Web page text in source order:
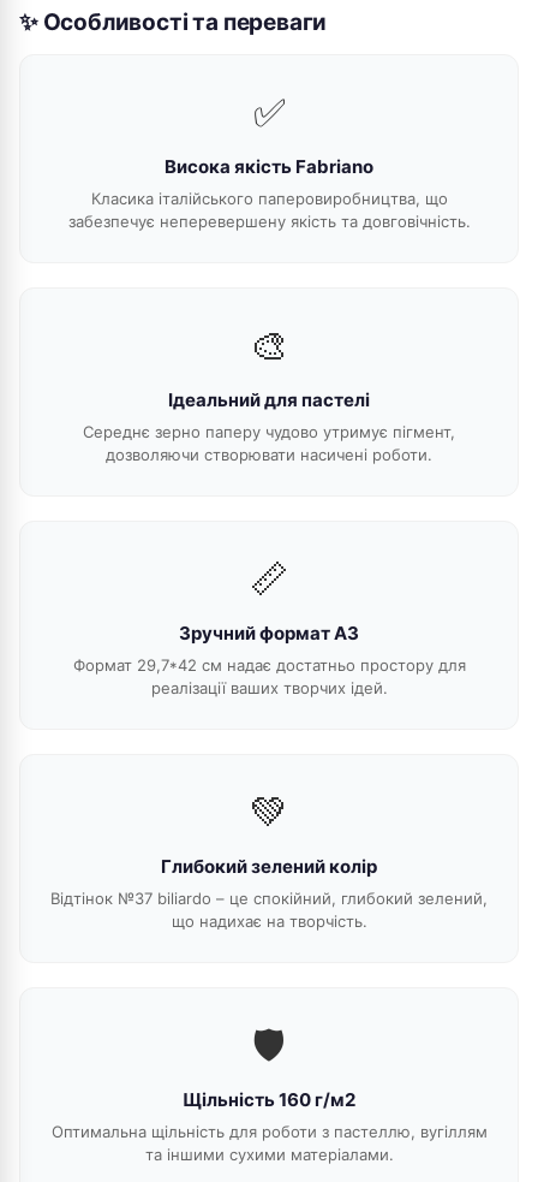
✨ Особливості та переваги
✅
Висока якість Fabriano
Класика італійського паперовиробництва, що
забезпечує неперевершену якість та довговічність.
🎨
Ідеальний для пастелі
Середнє зерно паперу чудово утримує пігмент,
дозволяючи створювати насичені роботи.
📏
Зручний формат А3
Формат 29,7*42 см надає достатньо простору для
реалізації ваших творчих ідей.
💚
Глибокий зелений колір
Відтінок №37 biliardo – це спокійний, глибокий зелений,
що надихає на творчість.
🛡️
Щільність 160 г/м2
Оптимальна щільність для роботи з пастеллю, вугіллям
та іншими сухими матеріалами.